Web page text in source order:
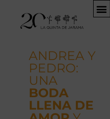
ANDREA Y
PEDRO:
UNA
BODA
LLENA DE